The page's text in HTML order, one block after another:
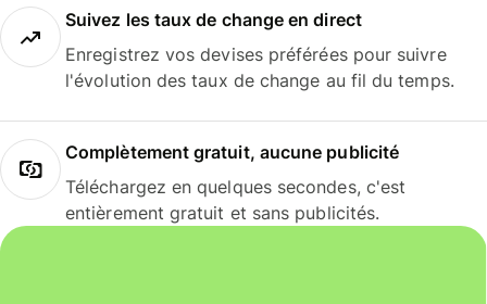
Suivez les taux de change en direct
Enregistrez vos devises préférées pour suivre
l'évolution des taux de change au fil du temps.
Complètement gratuit, aucune publicité
Téléchargez en quelques secondes, c'est
entièrement gratuit et sans publicités.